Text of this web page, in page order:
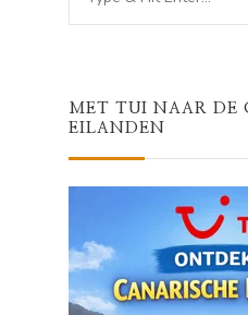
for
MET TUI NAAR DE
EILANDEN